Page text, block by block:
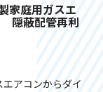
家庭用ガスエ
隠蔽配管再利
アコンからダイ